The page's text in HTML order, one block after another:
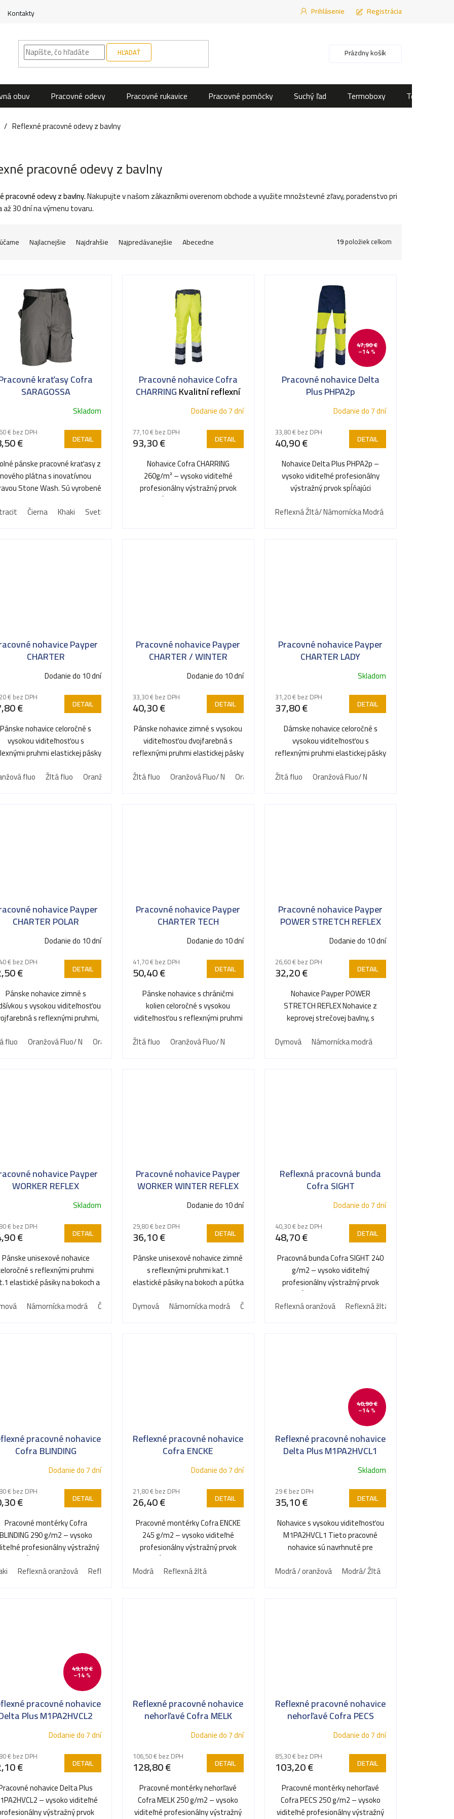
Kontakty Prihlásenie Registrácia
HĽADAŤ Nákupný košík
Prázdny košík
obuv Pracovné odevy Pracovné rukavice Pracovné pomôcky Suchý ľad Termoboxy Termotašky
Reflexné pracovné odevy z bavlny
pracovné odevy z bavlny
pracovné odevy z bavlny.Nakupujte v našom zákazníkmi overenom obchode a využite množstevné zľavy, poradenstvo pri
až 30 dní na výmenu tovaru.
Najlacnejšie Najdrahšie Najpredávanejšie Abecedne 19položiek celkom
kraťasy Cofra
SARAGOSSA
Skladom
€ bez DPH
€ DETAIL
pánske pracovné kraťasy z
nového plátna s inovatívnou
Stone Wash. Sú vyrobené
Čierna Khaki Svetlo modrá
Pracovné nohavice Cofra
CHARRINGKvalitní reflexní
pracovní kalhoty
Dodanie do 7 dní
77,10 € bez DPH
93,30 € DETAIL
Nohavice Cofra CHARRING
260g/m² – vysoko viditeľné
profesionálny výstražný prvok
spĺňajúci najprísnejšie
47,90 €
–14 %
Pracovné nohavice Delta
Plus PHPA2p
Dodanie do 7 dní
33,80 € bez DPH
40,90 € DETAIL
Nohavice Delta Plus PHPA2p –
vysoko viditeľné profesionálny
výstražný prvok spĺňajúci
normy.
Reflexná Žltá/ Námornícka Modrá
nohavice Payper
CHARTER
Dodanie do 10 dní
€ bez DPH
€ DETAIL
Pánske nohavice celoročné s
vysokou viditeľnosťou s
pruhmi elastickej pásky
fluo Žltá fluo Oranžová Fluo/ N Žltá Fluo/ Zelená Oranžová Fluo/ S Žltá Fluo/ S
Pracovné nohavice Payper
CHARTER / WINTER
Dodanie do 10 dní
33,30 € bez DPH
40,30 € DETAIL
Pánske nohavice zimné s vysokou
viditeľnosťou dvojfarebná s
reflexnými pruhmi elastickej pásky
Žltá fluo Oranžová Fluo/ N Oranžová Fluo/ S
Pracovné nohavice Payper
CHARTER LADY
Skladom
31,20 € bez DPH
37,80 € DETAIL
Dámske nohavice celoročné s
vysokou viditeľnosťou s
reflexnými pruhmi elastickej pásky
Žltá fluo Oranžová Fluo/ N
nohavice Payper
CHARTER POLAR
Dodanie do 10 dní
€ bez DPH
€ DETAIL
Pánske nohavice zimné s
s vysokou viditeľnosťou
s reflexnými pruhmi,
fluo Oranžová Fluo/ N Oranžová Fluo/ S
Pracovné nohavice Payper
CHARTER TECH
Dodanie do 10 dní
41,70 € bez DPH
50,40 € DETAIL
Pánske nohavice s chráničmi
kolien celoročné s vysokou
viditeľnosťou s reflexnými pruhmi
Žltá fluo Oranžová Fluo/ N
Pracovné nohavice Payper
POWER STRETCH REFLEX
Kvalitní bavlněné pracovní
kalhoty
Dodanie do 10 dní
26,60 € bez DPH
32,20 € DETAIL
Nohavice Payper POWER
STRETCH REFLEX Nohavice z
keprovej strečovej bavlny, s
vysoko...
Dymová Námornícka modrá
nohavice Payper
WORKER REFLEX
Skladom
€ bez DPH
€ DETAIL
Pánske unisexové nohavice
s reflexnými pruhmi
elastické pásiky na bokoch a
Námornícka modrá Čierna Tmavá
Pracovné nohavice Payper
WORKER WINTER REFLEX
Dodanie do 10 dní
29,80 € bez DPH
36,10 € DETAIL
Pánske unisexové nohavice zimné
s reflexnými pruhmi kat.1
elastické pásiky na bokoch a pútka
Dymová Námornícka modrá Čierna Tmavá
Reflexná pracovná bunda
Cofra SIGHT
Dodanie do 7 dní
40,30 € bez DPH
48,70 € DETAIL
Pracovná bunda Cofra SIGHT 240
g/m2 – vysoko viditeľný
profesionálny výstražný prvok
spĺňajúci najprísnejšie...
Reflexná oranžová Reflexná žltá
pracovné nohavice
Cofra BLINDING
Dodanie do 7 dní
€ bez DPH
€ DETAIL
Pracovné montérky Cofra
BLINDING 290 g/m2 – vysoko
profesionálny výstražný
prvok spĺňajúci najprísnejšie...
Reflexná oranžová Reflexná Červená
Reflexné pracovné nohavice
Cofra ENCKE
Dodanie do 7 dní
21,80 € bez DPH
26,40 € DETAIL
Pracovné montérky Cofra ENCKE
245 g/m2 – vysoko viditeľné
profesionálny výstražný prvok
spĺňajúci najprísnejšie...
Modrá Reflexná žltá
40,90 €
–14 %
Reflexné pracovné nohavice
Delta Plus M1PA2HVCL1
Skladom
29 € bez DPH
35,10 € DETAIL
Nohavice s vysokou viditeľnosťou
M1PA2HVCL1 Tieto pracovné
nohavice sú navrhnuté pre
Modrá / oranžová Modrá/ Žltá
49,10 €
–14 %
pracovné nohavice
Plus M1PA2HVCL2
Dodanie do 7 dní
€ bez DPH
€ DETAIL
nohavice Delta Plus
– vysoko viditeľné
výstražný prvok
Reflexné pracovné nohavice
nehorľavé Cofra MELK
Dodanie do 7 dní
106,50 € bez DPH
128,80 € DETAIL
Pracovné montérky nehorľavé
Cofra MELK 250 g/m2 – vysoko
viditeľné profesionálny výstražný
Reflexné pracovné nohavice
nehorľavé Cofra PECS
Dodanie do 7 dní
85,30 € bez DPH
103,20 € DETAIL
Pracovné montérky nehorľavé
Cofra PECS 250 g/m2 – vysoko
viditeľné profesionálny výstražný